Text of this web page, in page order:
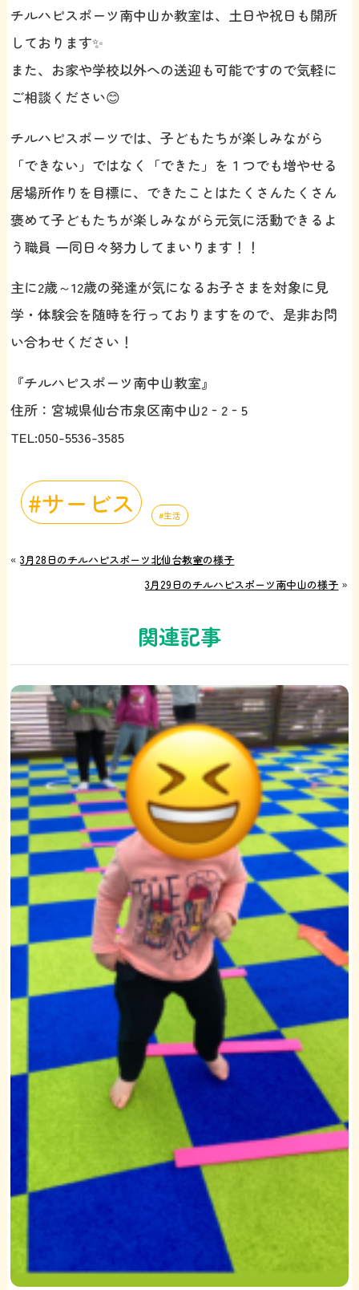
チルハピスポーツ南中山か教室は、土日や祝日も開所
しております✨
また、お家や学校以外への送迎も可能ですので気軽に
ご相談ください😊
チルハピスポーツでは、子どもたちが楽しみながら
「できない」ではなく「できた」を１つでも増やせる
居場所作りを目標に、できたことはたくさんたくさん
褒めて子どもたちが楽しみながら元気に活動できるよ
う職員 一同日々努力してまいります！！
主に2歳～12歳の発達が気になるお子さまを対象に見
学・体験会を随時を行っておりますをので、是非お問
い合わせください！
『チルハピスポーツ南中山教室』
住所：宮城県仙台市泉区南中山2‐2‐5
TEL:050-5536-3585
サービス 生活
«3月28日のチルハピスポーツ北仙台教室の様子
3月29日のチルハピスポーツ南中山の様子 »
関連記事